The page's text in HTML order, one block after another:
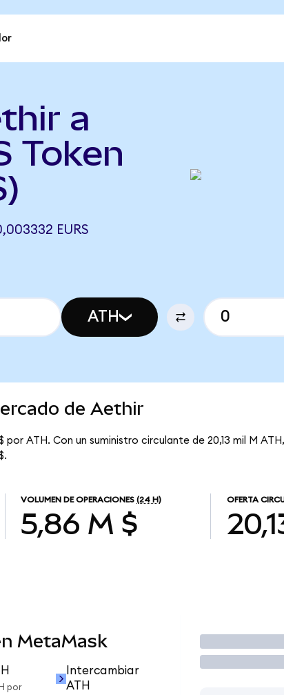
a
Token
EURS
ATH
de Aethir
ATH. Con un suministro circulante de 20,13 mil M
VOLUMEN DE OPERACIONES (24 H)
5,86 M $
OFERTA
MetaMask
por
Intercambiar
ATH
Operar